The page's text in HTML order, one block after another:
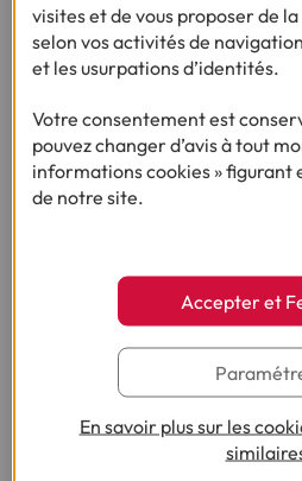
Crédit consommation
Crédit renouvelable
Prêt personnel
Crédit en ligne
Rachat de crédit
Paiement à crédit
visites et de vous proposer de
selon vos activités de
et les usurpations d’identités.
Votre consentement est
pouvez changer d’avis à tout
informations cookies » figurant
de notre site.
Accepter et
En savoir plus sur les